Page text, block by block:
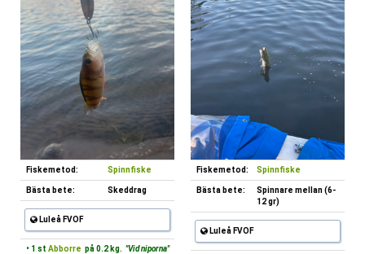
Fiskemetod: Spinnfiske
Bästa bete: Skeddrag
Luleå FVOF
• 1 st Abborre på 0.2 kg. "Vid niporna"
Fiskemetod: Spinnfiske
Bästa bete:
Spinnare mellan (6-
12 gr)
Luleå FVOF